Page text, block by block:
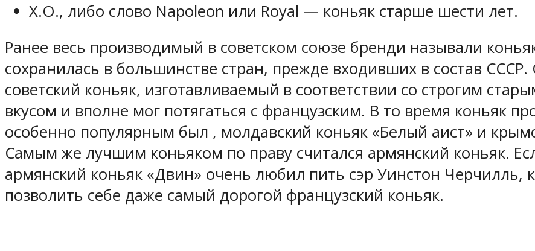
X.O., либо слово Napoleon или Royal — коньяк старше шести лет.
Ранее весь производимый в советском союзе бренди называли
сохранилась в большинстве стран, прежде входивших в состав СССР.
советский коньяк, изготавливаемый в соответствии со строгим
вкусом и вполне мог потягаться с французским. В то время коньяк
особенно популярным был , молдавский коньяк «Белый аист» и
Самым же лучшим коньяком по праву считался армянский коньяк.
армянский коньяк «Двин» очень любил пить сэр Уинстон Черчилль,
позволить себе даже самый дорогой французский коньяк.